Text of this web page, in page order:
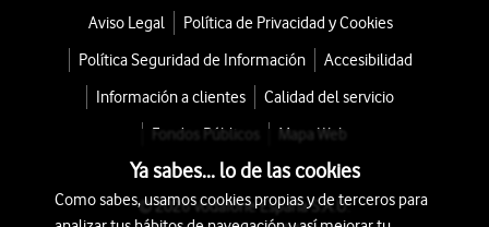
Aviso Legal
Política de Privacidad y Cookies
Política Seguridad de Información
Accesibilidad
Información a clientes
Calidad del servicio
Fondos Públicos
Mapa Web
© 2026 Vodafone España S.A.U.
Ya sabes... lo de las cookies
Como sabes, usamos cookies propias y de terceros para